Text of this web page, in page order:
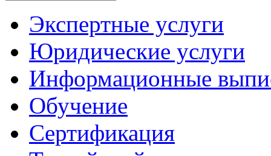
Экспертные услуги
Юридические услуги
Информационные
Обучение
Сертификация